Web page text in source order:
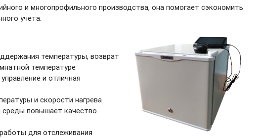
и многопрофильного производства, она помогает сэкономить
учета.
температуры, возврат
температуре
и отличная
и скорости нагрева
повышает качество
для отслеживания